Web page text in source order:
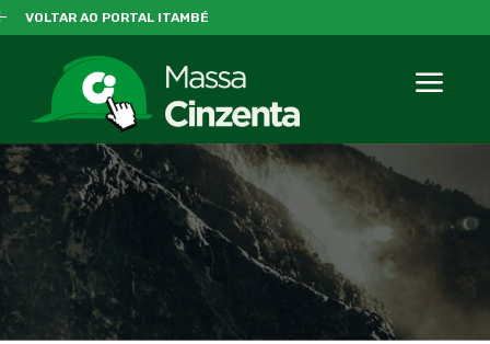
VOLTAR AO PORTAL ITAMBÉ